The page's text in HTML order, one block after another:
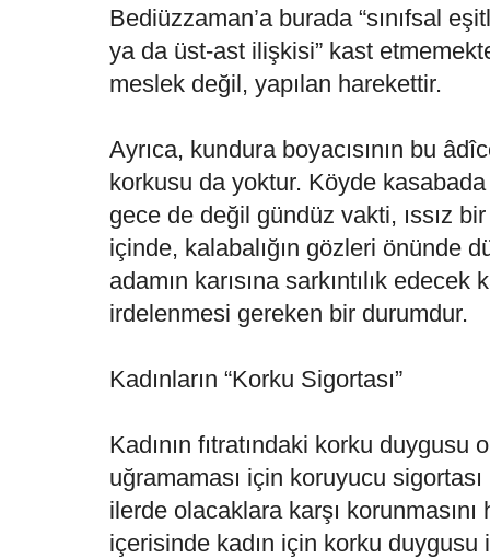
Bediüzzaman’a burada “sınıfsal
ya da üst-ast ilişkisi” kast
meslek değil, yapılan harekettir.
Ayrıca, kundura boyacısının bu
korkusu da yoktur. Köyde
gece de değil gündüz vakti, ıssız
içinde, kalabalığın gözleri önünde
adamın karısına sarkıntılık
irdelenmesi gereken bir durumdur.
Kadınların “Korku Sigortası”
Kadının fıtratındaki korku duygusu
uğramaması için koruyucu sigortası
ilerde olacaklara karşı korunmasını
içerisinde kadın için korku duygusu